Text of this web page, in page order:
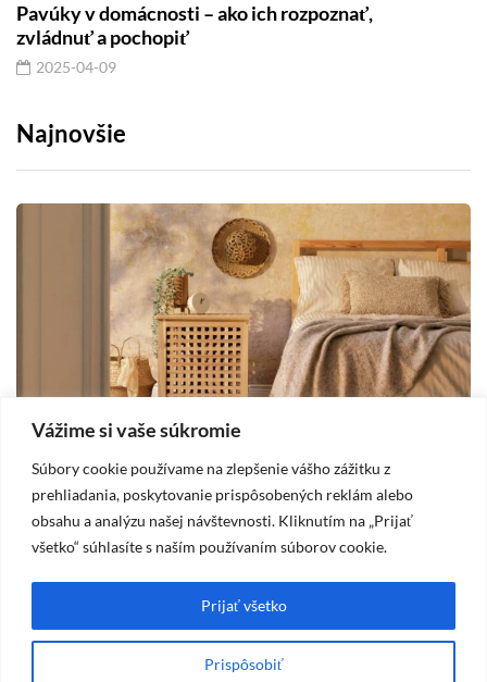
Vážime si vaše súkromie
Súbory cookie používame na zlepšenie vášho zážitku z
prehliadania, poskytovanie prispôsobených reklám alebo
obsahu a analýzu našej návštevnosti. Kliknutím na „Prijať
všetko“ súhlasíte s naším používaním súborov cookie.
Prispôsobiť
Prijať všetko
Pavúky v domácnosti – ako ich rozpoznať,
zvládnuť a pochopiť
2025-04-09
Najnovšie
DOM
2025-10-19
Vidiecka spálňa – štýl, ktorý prináša pokoj